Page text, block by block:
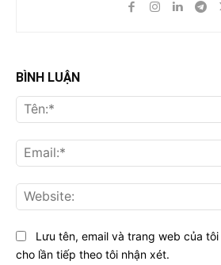
BÌNH LUẬN
Lưu tên, email và trang web của
cho lần tiếp theo tôi nhận xét.